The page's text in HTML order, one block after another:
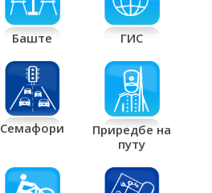
Баште ГИС
Семафори
Приредбе на
путу